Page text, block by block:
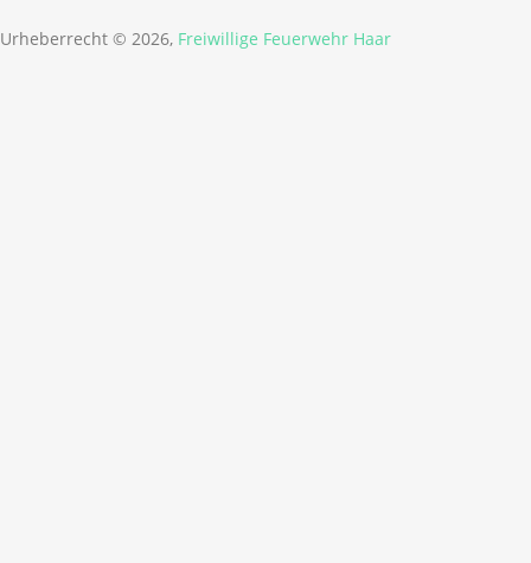
Urheberrecht © 2026, Freiwillige Feuerwehr Haar